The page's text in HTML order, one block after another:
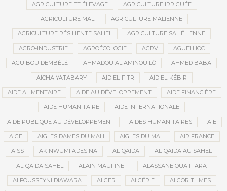
AGRICULTURE ET ÉLEVAGE AGRICULTURE IRRIGUÉE
AGRICULTURE MALI AGRICULTURE MALIENNE
AGRICULTURE RÉSILIENTE SAHEL AGRICULTURE SAHÉLIENNE
AGRO-INDUSTRIE AGROÉCOLOGIE AGRV AGUELHOC
AGUIBOU DEMBÉLÉ AHMADOU AL AMINOU LÔ AHMED BABA
AÏCHA YATABARY AÏD EL-FITR AÏD EL-KÉBIR
AIDE ALIMENTAIRE AIDE AU DÉVELOPPEMENT AIDE FINANCIÈRE
AIDE HUMANITAIRE AIDE INTERNATIONALE
AIDE PUBLIQUE AU DÉVELOPPEMENT AIDES HUMANITAIRES AIE
AIGE AIGLES DAMES DU MALI AIGLES DU MALI AIR FRANCE
AISS AKINWUMI ADESINA AL-QAÏDA AL-QAÏDA AU SAHEL
AL-QAÏDA SAHEL ALAIN MAUFINET ALASSANE OUATTARA
ALFOUSSEYNI DIAWARA ALGER ALGÉRIE ALGORITHMES